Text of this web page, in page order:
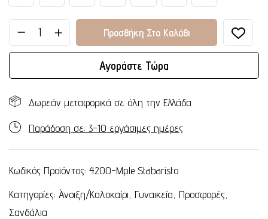
Προσθήκη Στο Καλάθι
Αγοράστε Τώρα
Δωρεάν μεταφορικά σε όλη την Ελλάδα
Παράδοση σε: 3-10 εργάσιμες ημέρες
Κωδικός Προϊόντος: 4200-Mple Stabaristo
Κατηγορίες: Άνοιξη/Καλοκαίρι Γυναικεία Προσφορές
Σανδάλια